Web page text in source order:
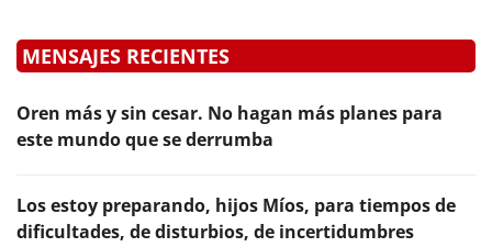
MENSAJES RECIENTES
Oren más y sin cesar. No hagan más planes para
este mundo que se derrumba
Los estoy preparando, hijos Míos, para tiempos de
dificultades, de disturbios, de incertidumbres